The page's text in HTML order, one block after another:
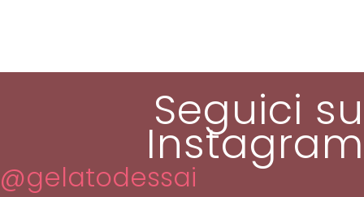
Seguici su
Instagram
@gelatodessai